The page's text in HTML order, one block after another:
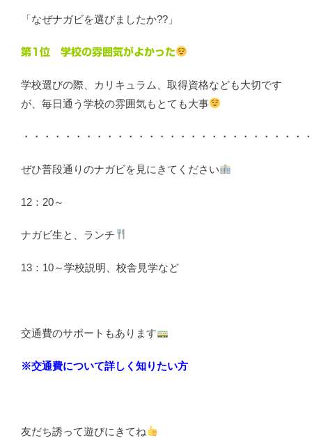
「なぜナガビを選びましたか??」
第1位 学校の雰囲気がよかった
学校選びの際、カリキュラム、取得資格なども大切です
が、毎日通う学校の雰囲気もとても大事
・・・・・・・・・・・・・・・・・・・・・・・・・・・
ぜひ普段通りのナガビを見にきてください
12：20～
ナガビ生と、ランチ
13：10～学校説明、校舎見学など
交通費のサポートもあります
※交通費について詳しく知りたい方
友だち誘って遊びにきてね